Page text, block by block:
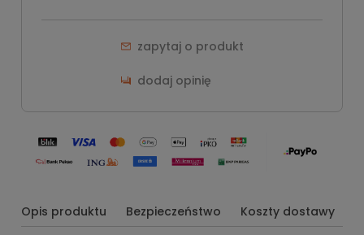
zapytaj o produkt
dodaj opinię
Opis produktu Bezpieczeństwo Koszty dostawy